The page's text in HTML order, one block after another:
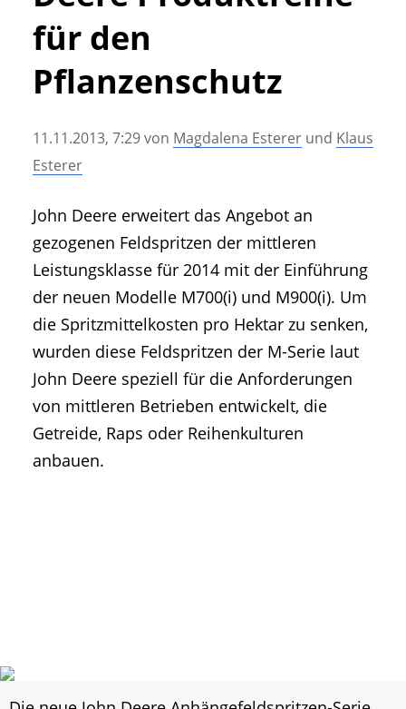
• Messen und Veranstaltungen
• Mitteilung der Redaktion
• Agritechnica Neuheiten Archiv
für den
Pflanzenschutz
11.11.2013, 7:29von Magdalena Esterer und Klaus
Esterer
John Deere erweitert das Angebot an
gezogenen Feldspritzen der mittleren
Leistungsklasse für 2014 mit der Einführung
der neuen Modelle M700(i) und M900(i). Um
die Spritzmittelkosten pro Hektar zu senken,
wurden diese Feldspritzen der M-Serie laut
John Deere speziell für die Anforderungen
von mittleren Betrieben entwickelt, die
Getreide, Raps oder Reihenkulturen
anbauen.